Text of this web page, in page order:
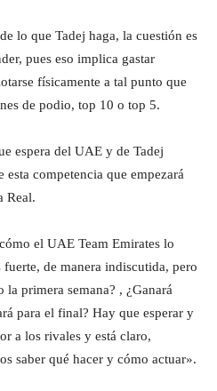
lo que Tadej haga, la cuestión es
pues eso implica gastar
físicamente a tal punto que
de podio, top 10 o top 5.
espera del UAE y de Tadej
competencia que empezará
Real.
el UAE Team Emirates lo
fuerte, de manera indiscutida, pero
la primera semana? , ¿Ganará
para el final? Hay que esperar y
a los rivales y está claro,
saber qué hacer y cómo actuar».